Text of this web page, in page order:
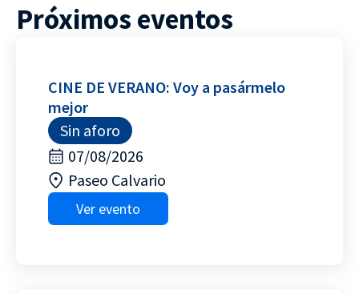
Próximos eventos
CINE DE VERANO: Voy a pasármelo
mejor
Sin aforo
07/08/2026
Paseo Calvario
Ver evento